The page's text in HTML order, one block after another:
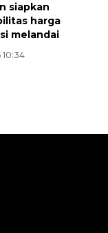
siapkan
harga
melandai